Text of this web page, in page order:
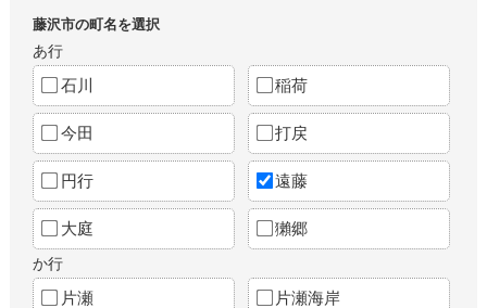
藤沢市の町名を選択
あ行
石川 稲荷
今田 打戻
円行 遠藤
大庭 獺郷
か行
片瀬 片瀬海岸